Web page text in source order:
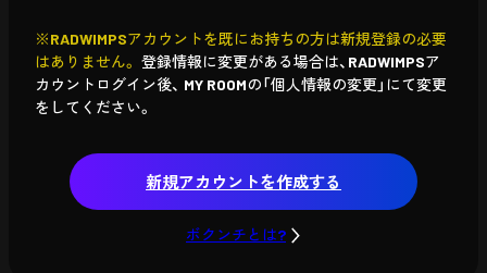
※RADWIMPSアカウントを既にお持ちの方は新規登録の必要
はありません。 登録情報に変更がある場合は、RADWIMPSア
カウントログイン後、 MY ROOMの「個人情報の変更」にて変更
をしてください。
新規アカウントを作成する
ボクンチとは?